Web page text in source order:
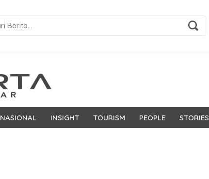
NASIONAL INSIGHT TOURISM PEOPLE STORIES